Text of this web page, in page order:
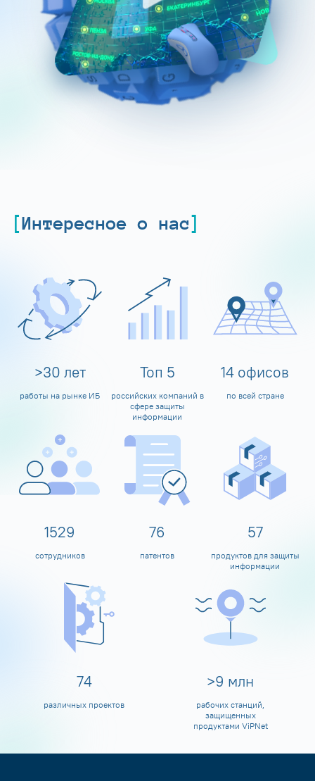
Интересное о нас
>30 лет
работы на рынке ИБ
Топ 5
российских компаний в
сфере защиты
информации
14 офисов
по всей стране
1600
сотрудников
80
патентов
60
продуктов для защиты
информации
80
различных проектов
>10 млн
рабочих станций,
защищенных
продуктами ViPNet